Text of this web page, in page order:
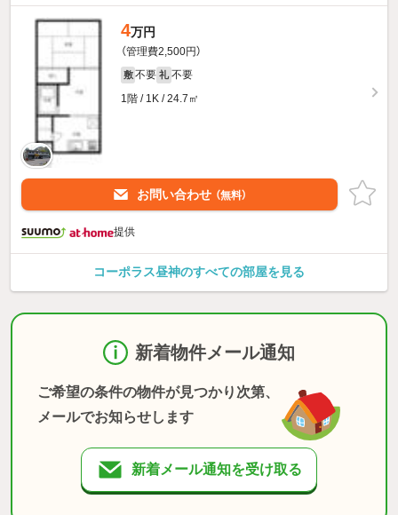
4万円
（管理費2,500円）
敷 不要 礼 不要
1階 / 1K / 24.7㎡
お問い合わせ （無料）
提供
コーポラス昼神のすべての部屋を見る
新着物件メール通知
ご希望の条件の物件が見つかり次第、
メールでお知らせします
新着メール通知を受け取る